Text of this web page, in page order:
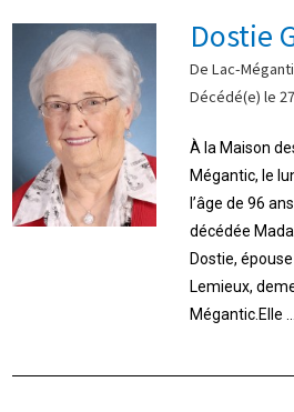
Dostie
De Lac-
Décédé(e) le
À la Maison
Mégantic, le
l’âge de 96
décédée
Dostie,
Lemieux,
Mégantic.Elle ...